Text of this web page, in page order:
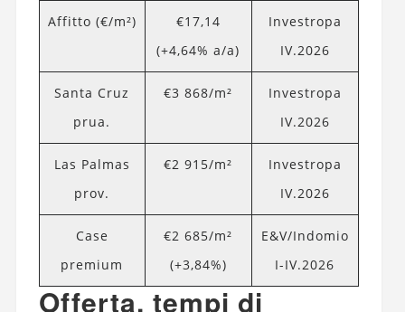
Affitto (€/m²)
€17,14
(+4,64% a/a)
Investropa
IV.2026
Santa Cruz
prua.
€3 868/m²
Investropa
IV.2026
Las Palmas
prov.
€2 915/m²
Investropa
IV.2026
Case
premium
€2 685/m²
(+3,84%)
E&V/Indomio
I-IV.2026
Offerta, tempi di